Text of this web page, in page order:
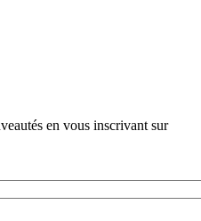
en vous inscrivant sur